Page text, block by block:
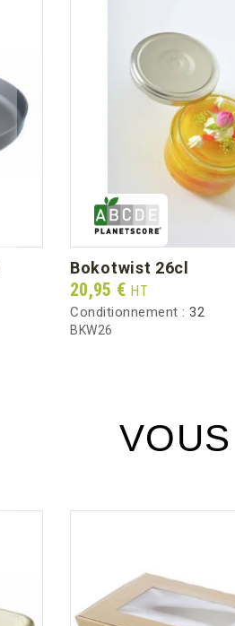
bokotwist 26cl
Prix
20,95 € HT
Conditionnement : 32
BKW26